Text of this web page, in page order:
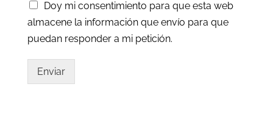
Doy mi consentimiento para que esta web
almacene la información que envío para que
puedan responder a mi petición.
Enviar